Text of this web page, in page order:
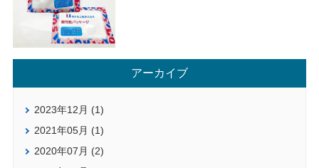
アーカイブ
2023年12月 (1)
2021年05月 (1)
2020年07月 (2)